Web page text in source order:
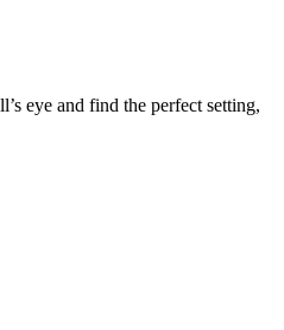
eye and find the perfect setting,